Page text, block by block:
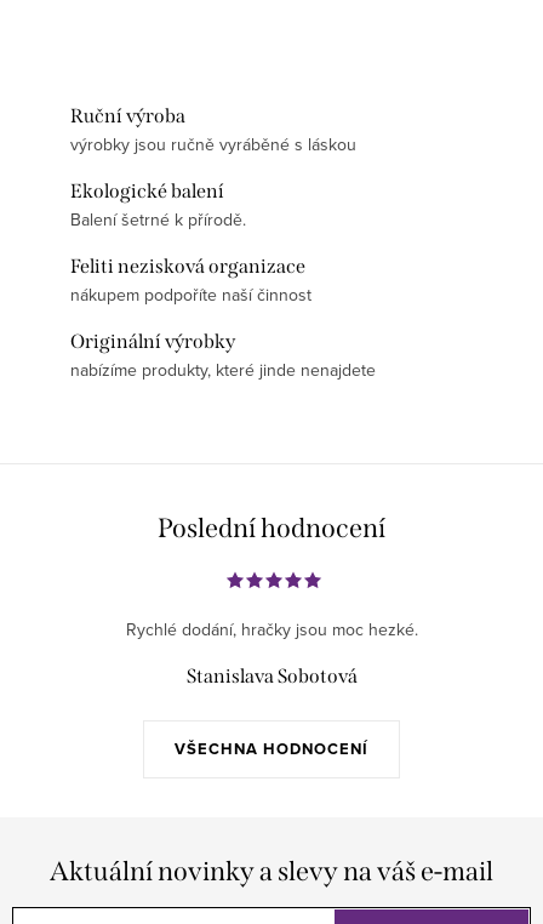
Ruční výroba
výrobky jsou ručně vyráběné s láskou
Ekologické balení
Balení šetrné k přírodě.
Feliti nezisková organizace
nákupem podpoříte naší činnost
Originální výrobky
nabízíme produkty, které jinde nenajdete
Poslední hodnocení
VŠECHNA HODNOCENÍ
Rychlé dodání, hračky jsou moc hezké.
Stanislava Sobotová
Aktuální novinky a slevy na váš e-mail